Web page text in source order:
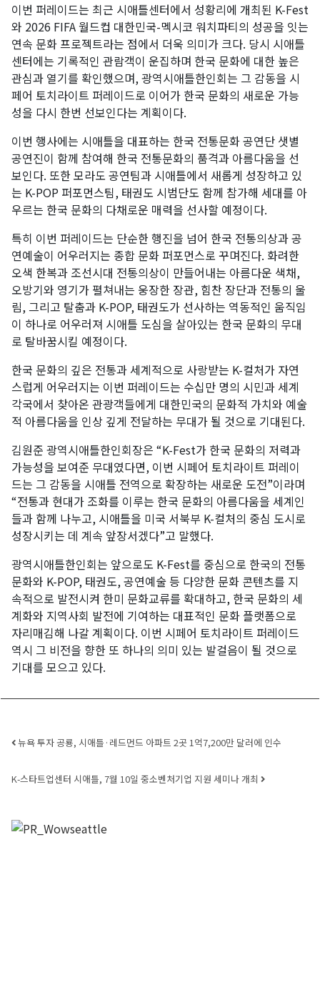
이번 퍼레이드는 최근 시애틀센터에서 성황리에 개최된 K-Fest
와 2026 FIFA 월드컵 대한민국-멕시코 워치파티의 성공을 잇는
연속 문화 프로젝트라는 점에서 더욱 의미가 크다. 당시 시애틀
센터에는 기록적인 관람객이 운집하며 한국 문화에 대한 높은
관심과 열기를 확인했으며, 광역시애틀한인회는 그 감동을 시
페어 토치라이트 퍼레이드로 이어가 한국 문화의 새로운 가능
성을 다시 한번 선보인다는 계획이다.
이번 행사에는 시애틀을 대표하는 한국 전통문화 공연단 샛별
공연진이 함께 참여해 한국 전통문화의 품격과 아름다움을 선
보인다. 또한 모라도 공연팀과 시애틀에서 새롭게 성장하고 있
는 K-POP 퍼포먼스팀, 태권도 시범단도 함께 참가해 세대를 아
우르는 한국 문화의 다채로운 매력을 선사할 예정이다.
특히 이번 퍼레이드는 단순한 행진을 넘어 한국 전통의상과 공
연예술이 어우러지는 종합 문화 퍼포먼스로 꾸며진다. 화려한
오색 한복과 조선시대 전통의상이 만들어내는 아름다운 색채,
오방기와 영기가 펼쳐내는 웅장한 장관, 힘찬 장단과 전통의 울
림, 그리고 탈춤과 K-POP, 태권도가 선사하는 역동적인 움직임
이 하나로 어우러져 시애틀 도심을 살아있는 한국 문화의 무대
로 탈바꿈시킬 예정이다.
한국 문화의 깊은 전통과 세계적으로 사랑받는 K-컬처가 자연
스럽게 어우러지는 이번 퍼레이드는 수십만 명의 시민과 세계
각국에서 찾아온 관광객들에게 대한민국의 문화적 가치와 예술
적 아름다움을 인상 깊게 전달하는 무대가 될 것으로 기대된다.
김원준 광역시애틀한인회장은 “K-Fest가 한국 문화의 저력과
가능성을 보여준 무대였다면, 이번 시페어 토치라이트 퍼레이
드는 그 감동을 시애틀 전역으로 확장하는 새로운 도전”이라며
“전통과 현대가 조화를 이루는 한국 문화의 아름다움을 세계인
들과 함께 나누고, 시애틀을 미국 서북부 K-컬처의 중심 도시로
성장시키는 데 계속 앞장서겠다”고 말했다.
광역시애틀한인회는 앞으로도 K-Fest를 중심으로 한국의 전통
문화와 K-POP, 태권도, 공연예술 등 다양한 문화 콘텐츠를 지
속적으로 발전시켜 한미 문화교류를 확대하고, 한국 문화의 세
계화와 지역사회 발전에 기여하는 대표적인 문화 플랫폼으로
자리매김해 나갈 계획이다. 이번 시페어 토치라이트 퍼레이드
역시 그 비전을 향한 또 하나의 의미 있는 발걸음이 될 것으로
기대를 모으고 있다.
Post navigation
뉴욕 투자 공룡, 시애틀·레드먼드 아파트 2곳 1억7,200만 달러에 인수
K-스타트업센터 시애틀, 7월 10일 중소벤처기업 지원 세미나 개최